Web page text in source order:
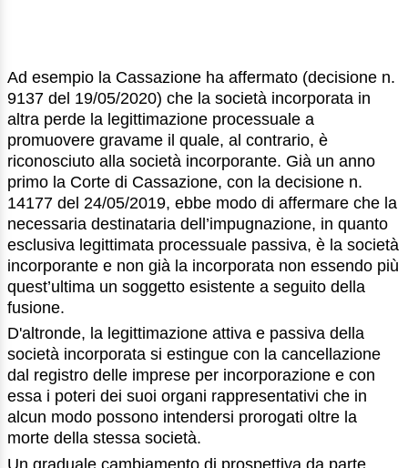
Ad esempio la Cassazione ha affermato (decisione n.
9137 del 19/05/2020) che la società incorporata in
altra perde la legittimazione processuale a
promuovere gravame il quale, al contrario, è
riconosciuto alla società incorporante. Già un anno
primo la Corte di Cassazione, con la decisione n.
14177 del 24/05/2019, ebbe modo di affermare che la
necessaria destinataria dell’impugnazione, in quanto
esclusiva legittimata processuale passiva, è la società
incorporante e non già la incorporata non essendo più
quest’ultima un soggetto esistente a seguito della
fusione.
D'altronde, la legittimazione attiva e passiva della
società incorporata si estingue con la cancellazione
dal registro delle imprese per incorporazione e con
essa i poteri dei suoi organi rappresentativi che in
alcun modo possono intendersi prorogati oltre la
morte della stessa società.